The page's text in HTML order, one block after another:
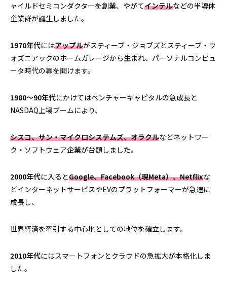
ャイルドセミコンダクターを創業、やがてインテルなどの半導体
企業群が誕生しました。
1970年代にはアップルがスティーブ・ジョブズとスティーブ・ウ
ォズニアックのホームガレージから生まれ、パーソナルコンピュ
ータ時代の幕を開けます。
1980～90年代にかけてはベンチャーキャピタルの急成長と
NASDAQ上場ブームにより、
シスコ、サン・マイクロシステムズ、オラクルなどネットワー
ク・ソフトウェア企業が台頭しました。
2000年代に入るとGoogle、Facebook（現Meta）、Netflixな
どインターネットサービスやEVのプラットフォーマーが急速に
成長し、
世界経済を牽引する中心地としての地位を確立します。
2010年代にはスマートフォンとクラウドの急拡大が本格化しま
した。